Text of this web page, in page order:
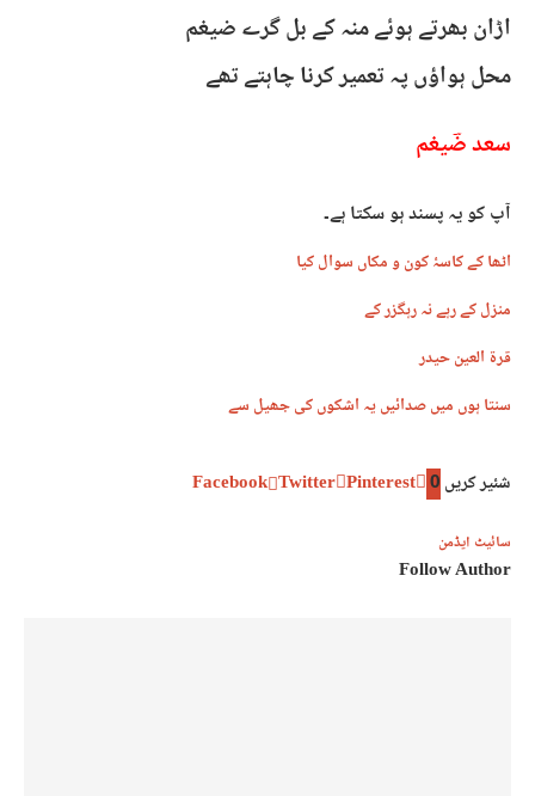
اڑان بھرتے ہوئے منہ کے بل گرے ضیغم
محل ہواؤں پہ تعمیر کرنا چاہتے تھے
سعد ضؔیغم
آپ کو یہ پسند ہو سکتا ہے۔
اٹھا کے کاسۂ کون و مکاں سوال کیا
منزل کے رہے نہ رہگزر کے
قرۃ العین حیدر
سنتا ہوں میں صدائیں یہ اشکوں کی جھیل سے
شئیر کریں0
Facebook Twitter Pinterest
سائیٹ ایڈمن
Follow Author